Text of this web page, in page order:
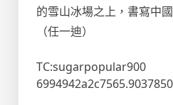
的雪山冰場之上，書寫中
（任一迪）
TC:sugarpopular900